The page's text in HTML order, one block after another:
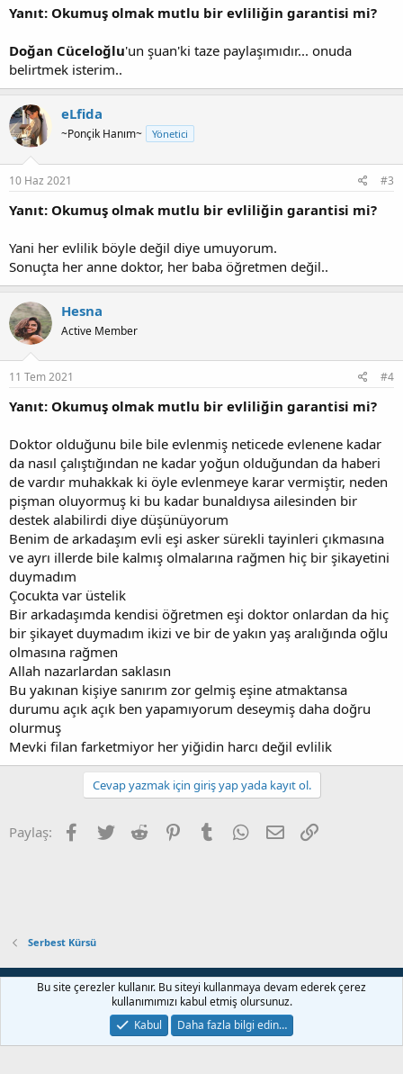
Yanıt: Okumuş olmak mutlu bir evliliğin garantisi mi?
Doğan Cüceloğlu'un şuan'ki taze paylaşımıdır... onuda
belirtmek isterim..
eLfida
~Ponçik Hanım~ Yönetici
10 Haz 2021 #3
Yanıt: Okumuş olmak mutlu bir evliliğin garantisi mi?
Yani her evlilik böyle değil diye umuyorum.
Sonuçta her anne doktor, her baba öğretmen değil..
Hesna
Active Member
11 Tem 2021 #4
Yanıt: Okumuş olmak mutlu bir evliliğin garantisi mi?
Doktor olduğunu bile bile evlenmiş neticede evlenene kadar
da nasıl çalıştığından ne kadar yoğun olduğundan da haberi
de vardır muhakkak ki öyle evlenmeye karar vermiştir, neden
pişman oluyormuş ki bu kadar bunaldıysa ailesinden bir
destek alabilirdi diye düşünüyorum
Benim de arkadaşım evli eşi asker sürekli tayinleri çıkmasına
ve ayrı illerde bile kalmış olmalarına rağmen hiç bir şikayetini
duymadım
Çocukta var üstelik
Bir arkadaşımda kendisi öğretmen eşi doktor onlardan da hiç
bir şikayet duymadım ikizi ve bir de yakın yaş aralığında oğlu
olmasına rağmen
Allah nazarlardan saklasın
Bu yakınan kişiye sanırım zor gelmiş eşine atmaktansa
durumu açık açık ben yapamıyorum deseymiş daha doğru
olurmuş
Mevki filan farketmiyor her yiğidin harcı değil evlilik
Cevap yazmak için giriş yap yada kayıt ol.
Paylaş: Facebook
Twitter Reddit PinterestTumblr WhatsApp
E-posta
Serbest Kürsü
Bize ulaşın Şartlar ve kurallar Gizlilik politikası
Yardım
Community platform by XenForo © 2010-2022 XenForo Ltd.
Bu site çerezler kullanır. Bu siteyi kullanmaya devam ederek çerez
kullanımımızı kabul etmiş olursunuz.
Kabul
Daha fazla bilgi edin…